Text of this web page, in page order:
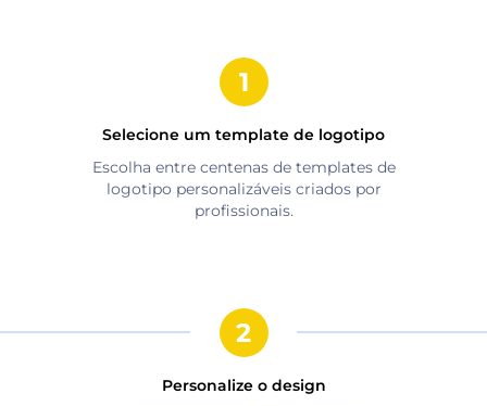
Selecione um template de logotipo
Escolha entre centenas de templates de
logotipo personalizáveis criados por
profissionais.
Personalize o design